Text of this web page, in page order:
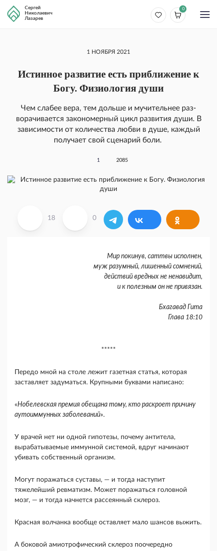
Сергей
Николаевич
Лазарев
0
1 НОЯБРЯ 2021
Истинное развитие есть приближение к
Богу. Физиология души
Чем слабее вера, тем дольше и мучительнее раз­
ворачивается закономерный цикл развития души. В
зависимо­сти от количества любви в душе, каждый
получает свой сценарий боли.
1 2085
18 0
Мир покинув, саттвы исполнен,
муж разумный, лишенный сомнений,
действий вредных не ненавидит,
и к полезным он не привязан.
Бхагавад Гита
Глава 18:10
*****
Передо мной на столе лежит газетная статья, которая
заставляет задуматься. Крупными буква­ми написано:
«Нобелевская премия обещана тому, кто раскроет причину
аутоиммунных заболева­ний».
У врачей нет ни одной гипотезы, почему антитела,
вырабатываемые иммунной системой, вдруг начинают
убивать собственный организм.
Могут поражаться суставы, — и тогда наступит
тяжелейший ревматизм. Может поражаться голов­ной
мозг, — и тогда начнется рассеянный склероз.
Красная волчанка вообще оставляет мало шансов выжить.
А боковой амиотрофический склероз поо­чередно